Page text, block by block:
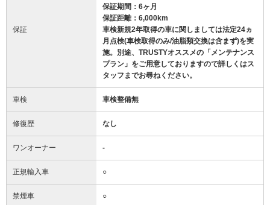
保証
保証期間：6ヶ月
保証距離：6,000km
車検新規2年取得の車に関しましては法定24ヵ
月点検(車検取得のみ/油脂類交換は含まず)を実
施。別途、TRUSTYオススメの「メンテナンス
プラン」をご用意しておりますので詳しくはス
タッフまでお尋ねください。
車検 車検整備無
修復歴 なし
ワンオーナー -
正規輸入車 ○
禁煙車 ○